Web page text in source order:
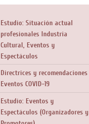
Estudio: Situación actual
profesionales Industria
Cultural, Eventos y
Espectáculos
Directrices y recomendaciones
Eventos COVID-19
Estudio: Eventos y
Espectáculos (Organizadores y